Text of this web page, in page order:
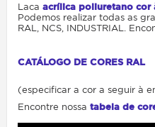
Laca acrílica poliuretano cor
Podemos realizar todas as
RAL, NCS, INDUSTRIAL.
CATÁLOGO DE CORES RAL
(especificar a cor a seguir à
Encontre nossa tabela de